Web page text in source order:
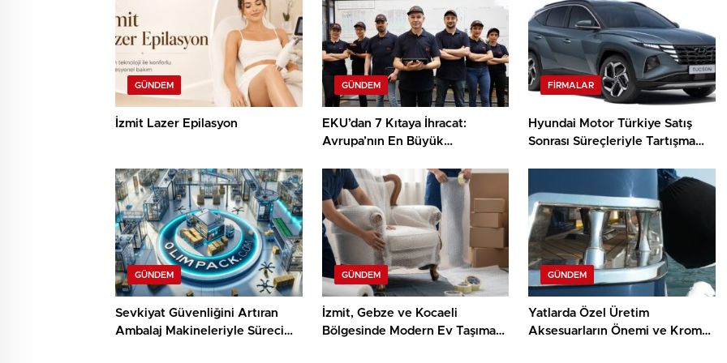
GÜNDEM
İzmit Lazer Epilasyon
GÜNDEM
EKU’dan 7 Kıtaya İhracat:
Avrupa’nın En Büyük
FIRMALAR
Hyundai Motor Türkiye Satış
Sonrası Süreçleriyle Tartışma
GÜNDEM
Sevkiyat Güvenliğini Artıran
Ambalaj Makineleriyle Süreci
GÜNDEM
İzmit, Gebze ve Kocaeli
Bölgesinde Modern Ev Taşıma
GÜNDEM
Yatlarda Özel Üretim
Aksesuarların Önemi ve Krom